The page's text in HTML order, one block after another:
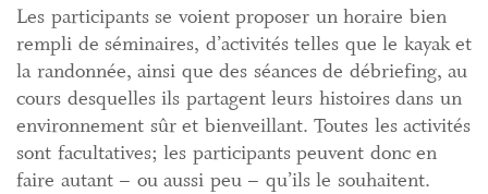
Les participants se voient proposer un horaire bien
rempli de séminaires, d’activités telles que le kayak et
la randonnée, ainsi que des séances de débriefing, au
cours desquelles ils partagent leurs histoires dans un
environnement sûr et bienveillant. Toutes les activités
sont facultatives; les participants peuvent donc en
faire autant – ou aussi peu – qu’ils le souhaitent.